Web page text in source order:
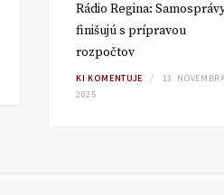
Rádio Regina:
finišujú s prípravou
rozpočtov
KI KOMENTUJE
13. NOVEMBRA
2025